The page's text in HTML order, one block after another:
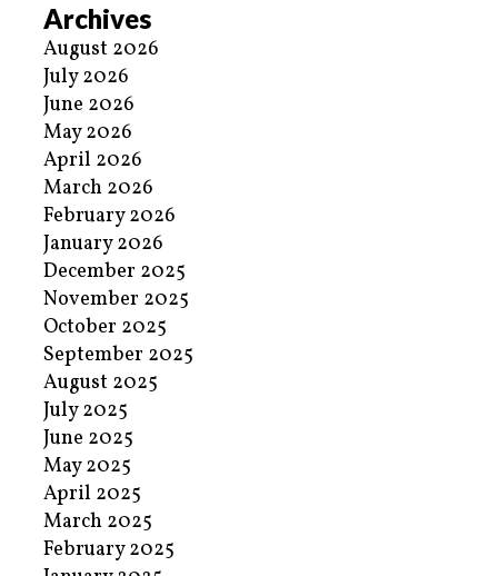
Archives
August 2026
July 2026
June 2026
May 2026
April 2026
March 2026
February 2026
January 2026
December 2025
November 2025
October 2025
September 2025
August 2025
July 2025
June 2025
May 2025
April 2025
March 2025
February 2025